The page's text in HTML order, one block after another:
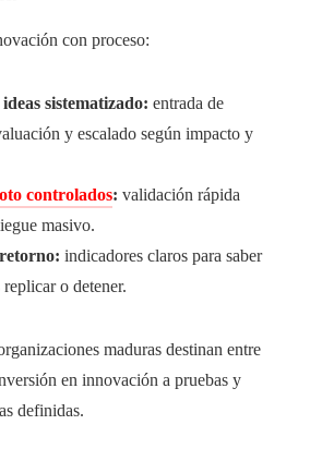
con proceso:
sistematizado: entrada de
y escalado según impacto y
controlados: validación rápida
masivo.
indicadores claros para saber
o detener.
maduras destinan entre
en innovación a pruebas y
definidas.